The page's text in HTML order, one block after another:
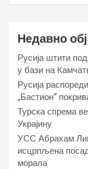
Недавно
Русија штити
у бази на
Русија
„Бастион“
Турска спрема
Украјину
УСС Абрахам
исцрпљена
морала